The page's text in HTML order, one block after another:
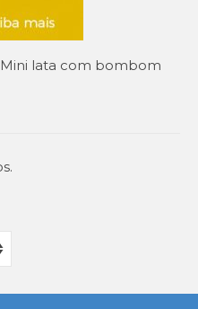
lata com bombom